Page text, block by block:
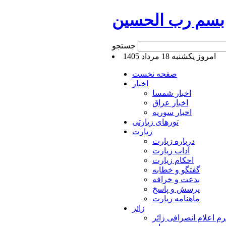
بسم رب الحسین
امروز يكشنبه 18 مرداد 1405
صفحه نخست
اخبار
اخبار شمسا
اخبار عراق
اخبار سوریه
تورهای زیارتی
زیارت
درباره زیارت
آداب زیارت
احکام زیارت
گفتگو و خطابه
بدعت و خرافه
پرسش و پاسخ
ماهنامه زیارت
زائر
اعلام انصرافی زائر